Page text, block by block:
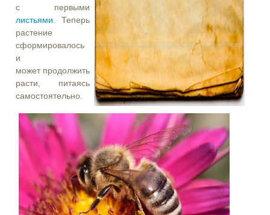
с первыми
листьями . Теперь
растение
сформировалось
и
может продолжить
расти, питаясь
самостоятельно.